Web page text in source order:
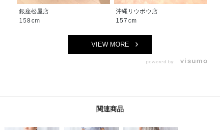
銀座松屋店
158cm
沖縄リウボウ店
157cm
VIEW MORE
powered by
関連商品